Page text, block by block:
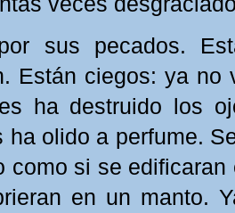
sus pecados.
Están ciegos: ya no
ha destruido los
ha olido a perfume.
como si se
en un manto.